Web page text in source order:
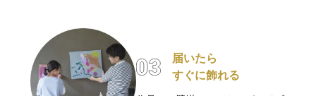
届いたら
すぐに飾れる